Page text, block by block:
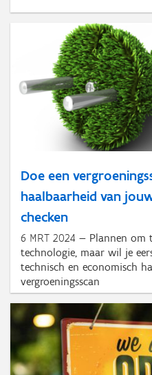
Doe een
haalbaarheid van
checken
6 MRT 2024
Plannen om
technologie, maar wil je
technisch en economisch
vergroeningsscan